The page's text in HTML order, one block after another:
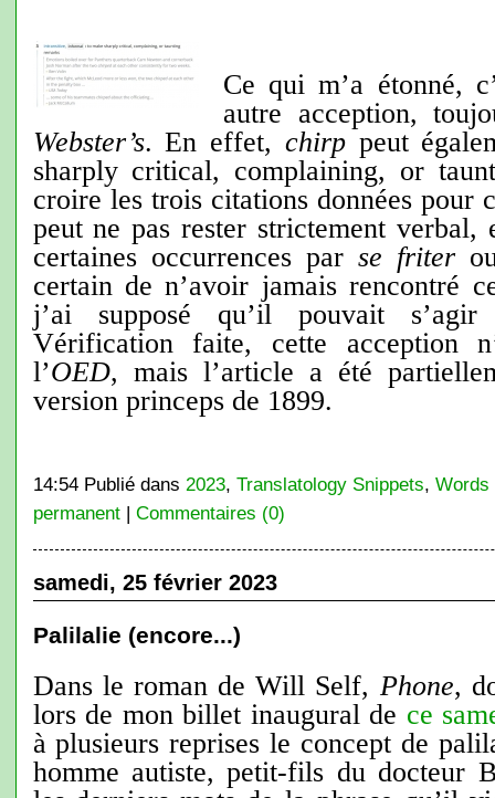
Ce qui m’a étonné,
autre acception,
Webster’s. En effet, chirppeut
sharply critical, complaining, or
croire les trois citations données pour
peut ne pas rester strictement
certaines occurrences par se friter
certain de n’avoir jamais rencontré
j’ai supposé qu’il pouvait s’agir
Vérification faite, cette acception
l’OED, mais l’article a été
version princeps de 1899.
14:54 Publié dans 2023, Translatology Snippets, Words
permanent| Commentaires (0)
samedi, 25 février 2023
Palilalie (encore...)
Dans le roman de Will Self, Phone,
lors de mon billet inaugural de ce
à plusieurs reprises le concept de
homme autiste, petit-fils du docteur